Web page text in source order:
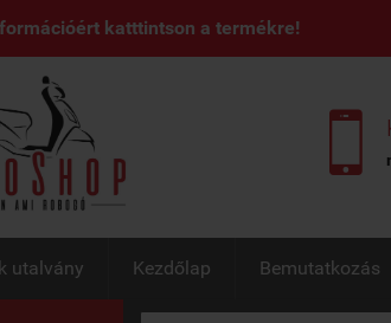
katttintson a termékre!

utalvány Kezdőlap Bemutatkozás